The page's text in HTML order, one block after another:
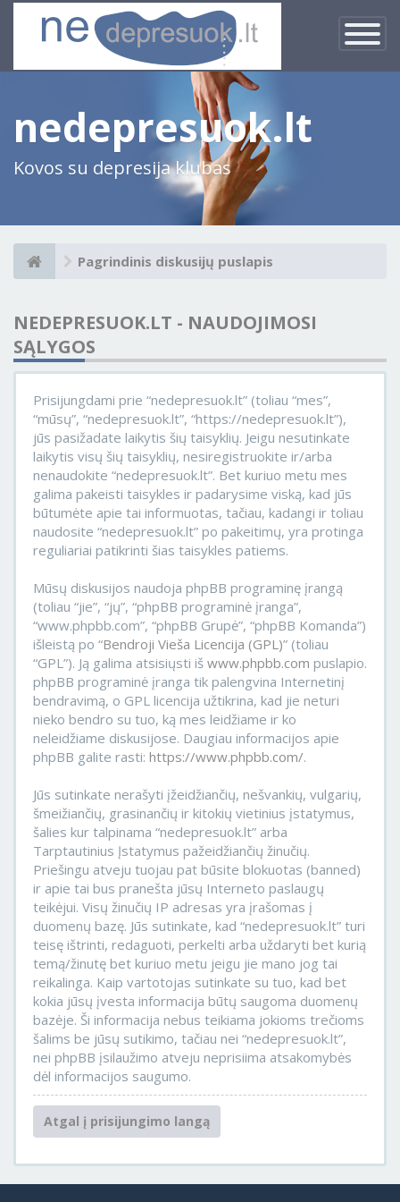
Įjungti
×
nedepresuok.lt
Kovos su depresija klubas
Pagrindinis diskusijų puslapis
NEDEPRESUOK.LT - NAUDOJIMOSI
SĄLYGOS
Prisijungdami prie “nedepresuok.lt” (toliau “mes”,
“mūsų”, “nedepresuok.lt”, “https://nedepresuok.lt”),
jūs pasižadate laikytis šių taisyklių. Jeigu nesutinkate
laikytis visų šių taisyklių, nesiregistruokite ir/arba
nenaudokite “nedepresuok.lt”. Bet kuriuo metu mes
galima pakeisti taisykles ir padarysime viską, kad jūs
būtumėte apie tai informuotas, tačiau, kadangi ir toliau
naudosite “nedepresuok.lt” po pakeitimų, yra protinga
reguliariai patikrinti šias taisykles patiems.
Mūsų diskusijos naudoja phpBB programinę įrangą
(toliau “jie”, “jų”, “phpBB programinė įranga”,
“www.phpbb.com”, “phpBB Grupė”, “phpBB Komanda”)
išleistą po “Bendroji Vieša Licencija (GPL)” (toliau
“GPL”). Ją galima atsisiųsti iš www.phpbb.com puslapio.
phpBB programinė įranga tik palengvina Internetinį
bendravimą, o GPL licencija užtikrina, kad jie neturi
nieko bendro su tuo, ką mes leidžiame ir ko
neleidžiame diskusijose. Daugiau informacijos apie
phpBB galite rasti: https://www.phpbb.com/.
Jūs sutinkate nerašyti įžeidžiančių, nešvankių, vulgarių,
šmeižiančių, grasinančių ir kitokių vietinius įstatymus,
šalies kur talpinama “nedepresuok.lt” arba
Tarptautinius Įstatymus pažeidžiančių žinučių.
Priešingu atveju tuojau pat būsite blokuotas (banned)
ir apie tai bus pranešta jūsų Interneto paslaugų
teikėjui. Visų žinučių IP adresas yra įrašomas į
duomenų bazę. Jūs sutinkate, kad “nedepresuok.lt” turi
teisę ištrinti, redaguoti, perkelti arba uždaryti bet kurią
temą/žinutę bet kuriuo metu jeigu jie mano jog tai
reikalinga. Kaip vartotojas sutinkate su tuo, kad bet
kokia jūsų įvesta informacija būtų saugoma duomenų
bazėje. Ši informacija nebus teikiama jokioms trečioms
šalims be jūsų sutikimo, tačiau nei “nedepresuok.lt”,
nei phpBB įsilaužimo atveju neprisiima atsakomybės
dėl informacijos saugumo.
Atgal į prisijungimo langą